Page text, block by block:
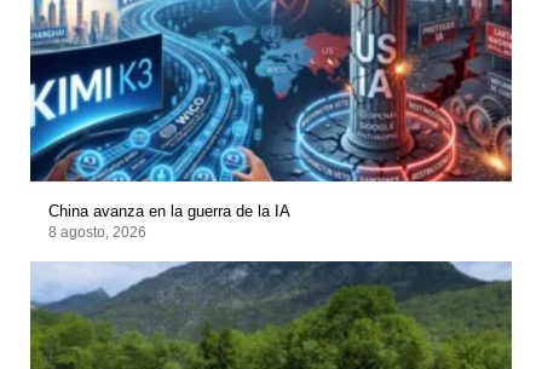
China avanza en la guerra de la IA
8 agosto, 2026